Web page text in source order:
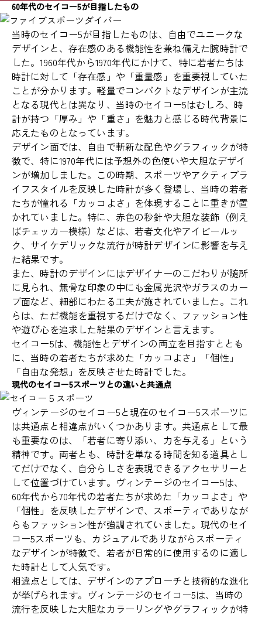
60年代のセイコー5が目指したもの
当時のセイコー5が目指したものは、自由でユニークな
デザインと、存在感のある機能性を兼ね備えた腕時計で
した。1960年代から1970年代にかけて、特に若者たちは
時計に対して「存在感」や「重量感」を重要視していた
ことが分かります。軽量でコンパクトなデザインが主流
となる現代とは異なり、当時のセイコー5はむしろ、時
計が持つ「厚み」や「重さ」を魅力と感じる時代背景に
応えたものとなっています。
デザイン面では、自由で斬新な配色やグラフィックが特
徴で、特に1970年代には予想外の色使いや大胆なデザイ
ンが増加しました。この時期、スポーツやアクティブラ
イフスタイルを反映した時計が多く登場し、当時の若者
たちが憧れる「カッコよさ」を体現することに重きが置
かれていました。特に、赤色の秒針や大胆な装飾（例え
ばチェッカー模様）などは、若者文化やアイビールッ
ク、サイケデリックな流行が時計デザインに影響を与え
た結果です。
また、時計のデザインにはデザイナーのこだわりが随所
に見られ、無骨な印象の中にも金属光沢やガラスのカー
ブ面など、細部にわたる工夫が施されていました。これ
らは、ただ機能を重視するだけでなく、ファッション性
や遊び心を追求した結果のデザインと言えます。
セイコー5は、機能性とデザインの両立を目指すととも
に、当時の若者たちが求めた「カッコよさ」「個性」
「自由な発想」を反映させた時計でした。
現代のセイコー5スポーツとの違いと共通点
ヴィンテージのセイコー5と現在のセイコー5スポーツに
は共通点と相違点がいくつかあります。共通点として最
も重要なのは、「若者に寄り添い、力を与える」という
精神です。両者とも、時計を単なる時間を知る道具とし
てだけでなく、自分らしさを表現できるアクセサリーと
して位置づけています。ヴィンテージのセイコー5は、
60年代から70年代の若者たちが求めた「カッコよさ」や
「個性」を反映したデザインで、スポーティでありなが
らもファッション性が強調されていました。現代のセイ
コー5スポーツも、カジュアルでありながらスポーティ
なデザインが特徴で、若者が日常的に使用するのに適し
た時計として人気です。
相違点としては、デザインのアプローチと技術的な進化
が挙げられます。ヴィンテージのセイコー5は、当時の
流行を反映した大胆なカラーリングやグラフィックが特